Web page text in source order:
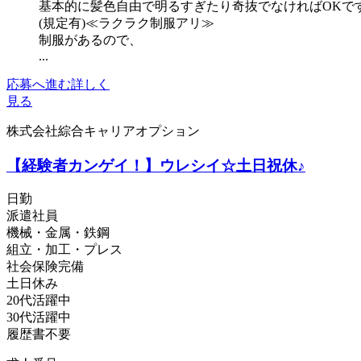
基本的に髪色自由で明るすぎたり奇抜でなければOKで
(規定有)≪ラクラク制服アリ≫
制服があるので、
...
応募へ進む詳しく
見る
株式会社綜合キャリアオプション
【経験者カンゲイ！】ウレシイ☆土日祝休♪
日勤
派遣社員
機械・金属・鉄鋼
組立・加工・プレス
社会保険完備
土日休み
20代活躍中
30代活躍中
履歴書不要